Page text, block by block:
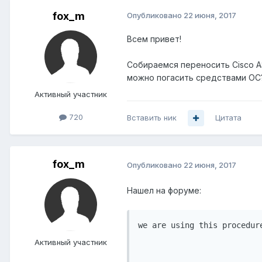
fox_m
Активный участник
720
Опубликовано 22 июня, 2017
Всем привет!
Собираемся переносить Cisco
можно погасить средствами
Вставить ник Цитата
fox_m
Активный участник
Опубликовано 22 июня, 2017
Нашел на форуме:
we are using this